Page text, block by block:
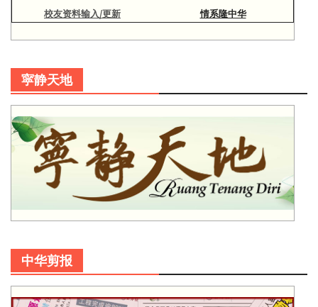
校友资料输入/更新 情系隆中华
寜静天地
中华剪报